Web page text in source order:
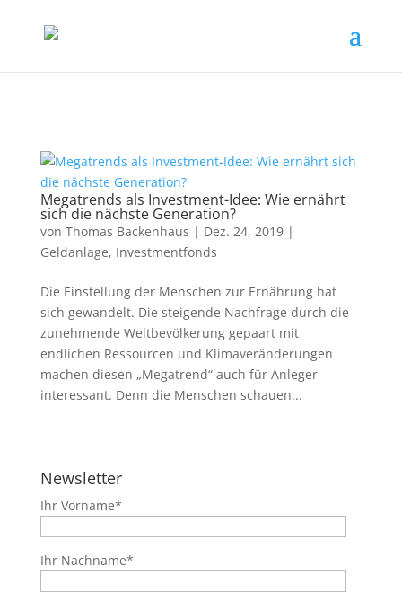
Megatrends als Investment-Idee: Wie ernährt
sich die nächste Generation?
von Thomas Backenhaus | Dez. 24, 2019|
Geldanlage, Investmentfonds
Die Einstellung der Menschen zur Ernährung hat
sich gewandelt. Die steigende Nachfrage durch die
zunehmende Weltbevölkerung gepaart mit
endlichen Ressourcen und Klimaveränderungen
machen diesen „Megatrend“ auch für Anleger
interessant. Denn die Menschen schauen...
Newsletter
Ihr Vorname*
Ihr Nachname*